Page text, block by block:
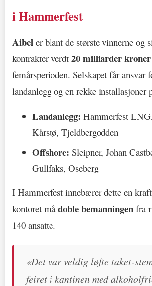
i Hammerfest
Aibel er blant de største vinnerne og
kontrakter verdt 20 milliarder kroner
femårsperioden. Selskapet får ansvar
landanlegg og en rekke installasjoner
Landanlegg: Hammerfest
Kårstø, Tjeldbergodden
Offshore: Sleipner, Johan
Gullfaks, Oseberg
I Hammerfest innebærer dette en
kontoret mådoble bemanningen fra
140 ansatte.
«Det var veldig løfte taket-
feiret i kantinen med